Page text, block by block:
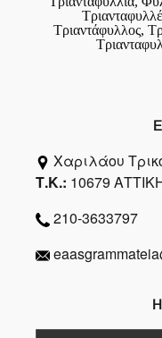
Τριαντάφυλλος,
Χαριλάου
Τ.Κ.: 10679
210-3633797